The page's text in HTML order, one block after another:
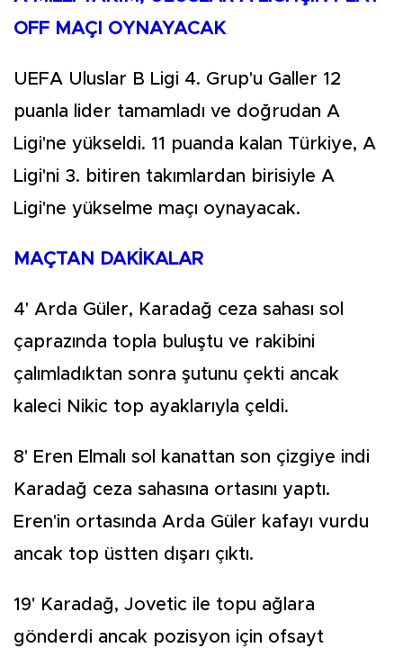
OFF MAÇI OYNAYACAK
UEFA Uluslar B Ligi 4. Grup'u Galler 12
puanla lider tamamladı ve doğrudan A
Ligi'ne yükseldi. 11 puanda kalan Türkiye, A
Ligi'ni 3. bitiren takımlardan birisiyle A
Ligi'ne yükselme maçı oynayacak.
MAÇTAN DAKİKALAR
4' Arda Güler, Karadağ ceza sahası sol
çaprazında topla buluştu ve rakibini
çalımladıktan sonra şutunu çekti ancak
kaleci Nikic top ayaklarıyla çeldi.
8' Eren Elmalı sol kanattan son çizgiye indi
Karadağ ceza sahasına ortasını yaptı.
Eren'in ortasında Arda Güler kafayı vurdu
ancak top üstten dışarı çıktı.
19' Karadağ, Jovetic ile topu ağlara
gönderdi ancak pozisyon için ofsayt